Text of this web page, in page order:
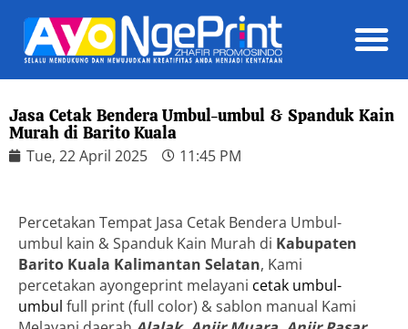
Jasa Cetak Bendera Umbul-umbul & Spanduk Kain
Murah di Barito Kuala
Tue, 22 April 2025 11:45 PM
Percetakan Tempat Jasa Cetak Bendera Umbul-
umbul kain & Spanduk Kain Murah di Kabupaten
Barito Kuala Kalimantan Selatan, Kami
percetakan ayongeprint melayani cetak umbul-
umbul full print (full color) & sablon manual Kami